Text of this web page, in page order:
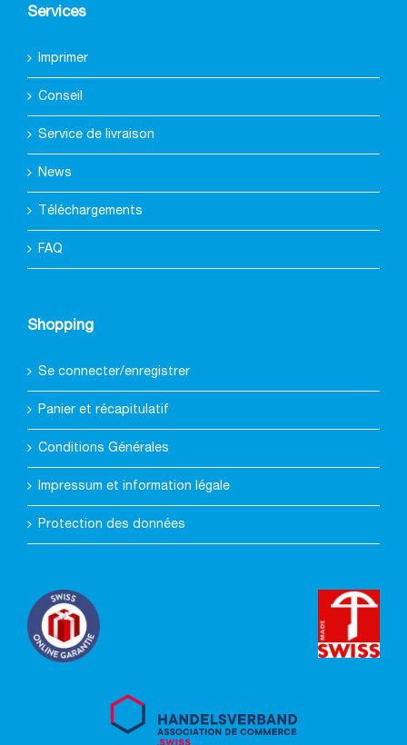
Services
Imprimer
Conseil
Service de livraison
News
Téléchargements
FAQ
Shopping
Se connecter/enregistrer
Panier et récapitulatif
Conditions Générales
Impressum et information légale
Protection des données